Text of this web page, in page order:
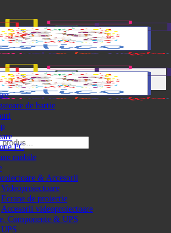
de hartie
PC
mobile
& Accesorii
Videoproiectoare
Ecrane de proiectie
Accesorii videoproiectoare
Componente & UPS
UPS